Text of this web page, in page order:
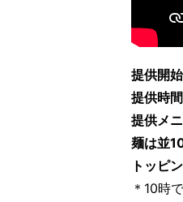
提供開
提供
提供メ
麺は並
トッピ
＊10時